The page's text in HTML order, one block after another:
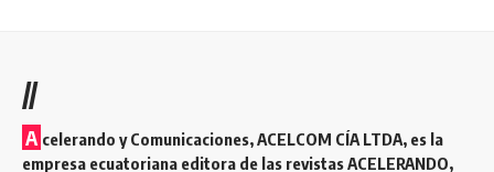
//
A celerando y Comunicaciones, ACELCOM CÍA LTDA, es la
empresa ecuatoriana editora de las revistas ACELERANDO,